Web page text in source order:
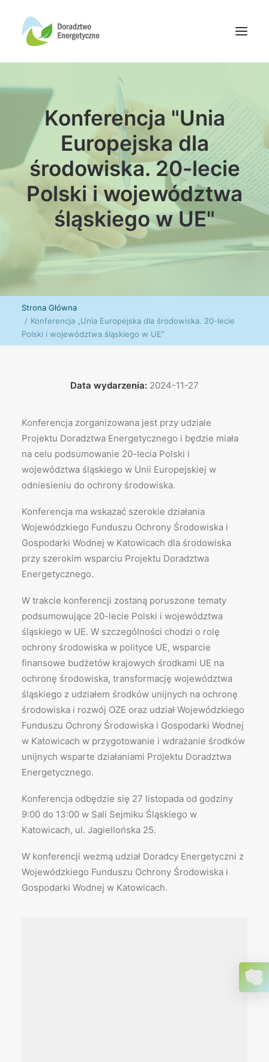
Oferta doradców
Aktualności
Wydarzenia
Oferta finansowania
Wiedza
Media
Wyszukiwanie
Konferencja "Unia
Europejska dla
środowiska. 20-lecie
Polski i województwa
śląskiego w UE"
Strona Główna
Konferencja „Unia Europejska dla środowiska. 20-lecie
Polski i województwa śląskiego w UE”
Data wydarzenia: 2024-11-27
Konferencja zorganizowana jest przy udziale
Projektu Doradztwa Energetycznego i będzie miała
na celu podsumowanie 20-lecia Polski i
województwa śląskiego w Unii Europejskiej w
odniesieniu do ochrony środowiska.
Konferencja ma wskazać szerokie działania
Wojewódzkiego Funduszu Ochrony Środowiska i
Gospodarki Wodnej w Katowicach dla środowiska
przy szerokim wsparciu Projektu Doradztwa
Energetycznego.
W trakcie konferencji zostaną poruszone tematy
podsumowujące 20-lecie Polski i województwa
śląskiego w UE. W szczególności chodzi o rolę
ochrony środowiska w polityce UE, wsparcie
finansowe budżetów krajowych środkami UE na
ochronę środowiska, transformację województwa
śląskiego z udziałem środków unijnych na ochronę
środowiska i rozwój OZE oraz udział Wojewódzkiego
Funduszu Ochrony Środowiska i Gospodarki Wodnej
w Katowicach w przygotowanie i wdrażanie środków
unijnych wsparte działaniami Projektu Doradztwa
Energetycznego.
Konferencja odbędzie się 27 listopada od godziny
9:00 do 13:00 w Sali Sejmiku Śląskiego w
Katowicach, ul. Jagiellońska 25.
W konferencji wezmą udział Doradcy Energetyczni z
Wojewódzkiego Funduszu Ochrony Środowiska i
Gospodarki Wodnej w Katowicach.